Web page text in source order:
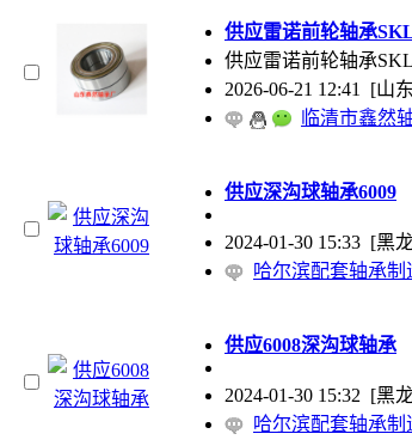
供应雷诺前轮轴承
供应雷诺前轮轴承
2026-06-21 12:41 [山
临清市鑫然
供应深沟球轴承6009
2024-01-30 15:33 [黑
哈尔滨配套轴承制
供应6008深沟球轴承
2024-01-30 15:32 [黑
哈尔滨配套轴承制